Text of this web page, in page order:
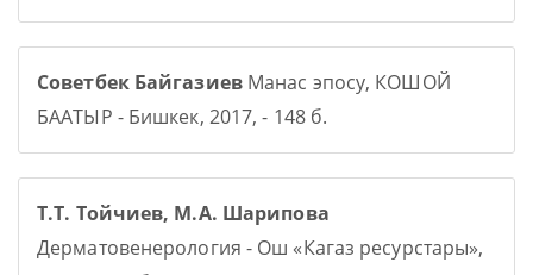
Советбек БайгазиевМанас эпосу, КОШОЙ
БААТЫР - Бишкек, 2017, - 148 б.
Т.Т. Тойчиев, М.А. Шарипова
Дерматовенерология - Ош «Кагаз ресурстары»,